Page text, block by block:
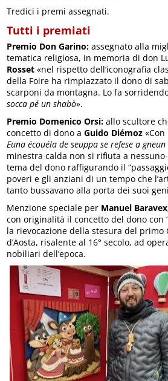
Tredici i premi assegnati.
Tutti i premiati
Premio Don Garino: assegnato alla
tematica religiosa, in memoria di don
Rosset «nel rispetto dell’iconografia
della Foire ha rimpiazzato il dono di
scarponi da montagna. Lo fa
socca pé un shabò».
Premio Domenico Orsi: allo scultore
concetto di dono aGuido Diémoz
Euna écouéla de seuppa se refese a gneun
minestra calda non si rifiuta a
tema del dono raffigurando il
poveri e gli anziani di un tempo che
tanto bussavano alla porta dei suoi
Menzione speciale per Manuel
con originalità il concetto del dono con
la rievocazione della stesura del primo
d’Aosta, risalente al 16° secolo, ad
nobiliari dell’epoca.